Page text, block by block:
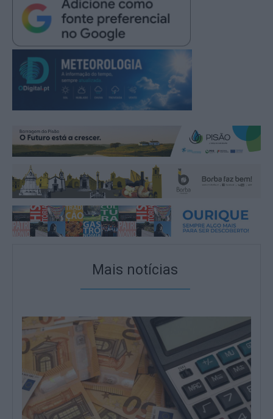
Mais notícias